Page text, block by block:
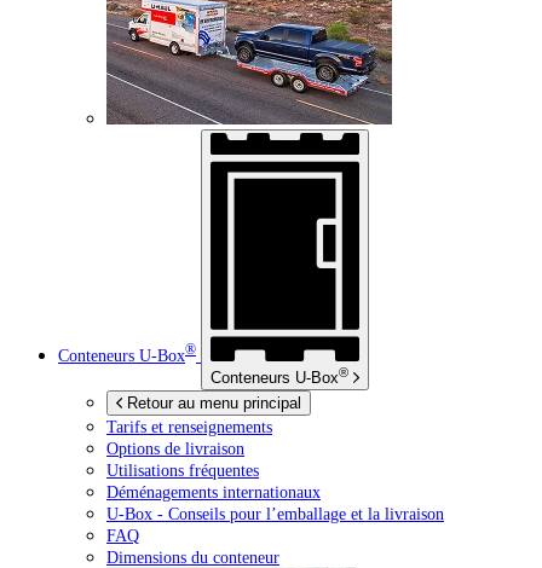
Conteneurs U-Box®
Conteneurs U-Box®
Retour au menu principal
Tarifs et renseignements
Options de livraison
Utilisations fréquentes
Déménagements internationaux
U-Box - Conseils pour l’emballage et la livraison
FAQ
Dimensions du conteneur